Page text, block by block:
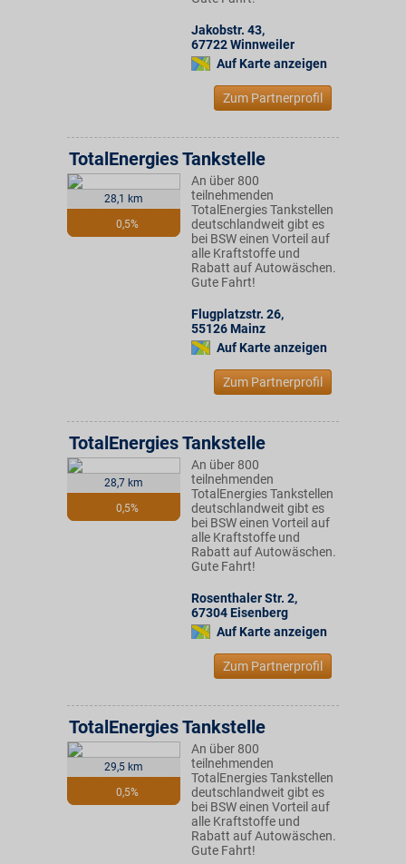
Jakobstr. 43,
67722Winnweiler
Auf Karte anzeigen
Zum Partnerprofil
28,1 km
0,5%
TotalEnergies Tankstelle
An über 800
teilnehmenden
TotalEnergies Tankstellen
deutschlandweit gibt es
bei BSW einen Vorteil auf
alle Kraftstoffe und
Rabatt auf Autowäschen.
Gute Fahrt!
Flugplatzstr. 26,
55126 Mainz
Auf Karte anzeigen
Zum Partnerprofil
28,7 km
0,5%
TotalEnergies Tankstelle
An über 800
teilnehmenden
TotalEnergies Tankstellen
deutschlandweit gibt es
bei BSW einen Vorteil auf
alle Kraftstoffe und
Rabatt auf Autowäschen.
Gute Fahrt!
Rosenthaler Str. 2,
67304 Eisenberg
Auf Karte anzeigen
Zum Partnerprofil
29,5 km
0,5%
TotalEnergies Tankstelle
An über 800
teilnehmenden
TotalEnergies Tankstellen
deutschlandweit gibt es
bei BSW einen Vorteil auf
alle Kraftstoffe und
Rabatt auf Autowäschen.
Gute Fahrt!